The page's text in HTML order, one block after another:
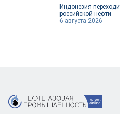
Индонезия
российской нефти
6 августа 2026